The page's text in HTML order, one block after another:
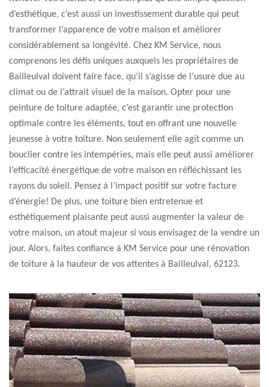
d’esthétique, c’est aussi un investissement durable qui peut
transformer l’apparence de votre maison et améliorer
considérablement sa longévité. Chez KM Service, nous
comprenons les défis uniques auxquels les propriétaires de
Bailleulval doivent faire face, qu’il s’agisse de l’usure due au
climat ou de l’attrait visuel de la maison. Opter pour une
peinture de toiture adaptée, c’est garantir une protection
optimale contre les éléments, tout en offrant une nouvelle
jeunesse à votre toiture. Non seulement elle agit comme un
bouclier contre les intempéries, mais elle peut aussi améliorer
l’efficacité énergétique de votre maison en réfléchissant les
rayons du soleil. Pensez à l’impact positif sur votre facture
d’énergie! De plus, une toiture bien entretenue et
esthétiquement plaisante peut aussi augmenter la valeur de
votre maison, un atout majeur si vous envisagez de la vendre un
jour. Alors, faites confiance à KM Service pour une rénovation
de toiture à la hauteur de vos attentes à Bailleulval, 62123.